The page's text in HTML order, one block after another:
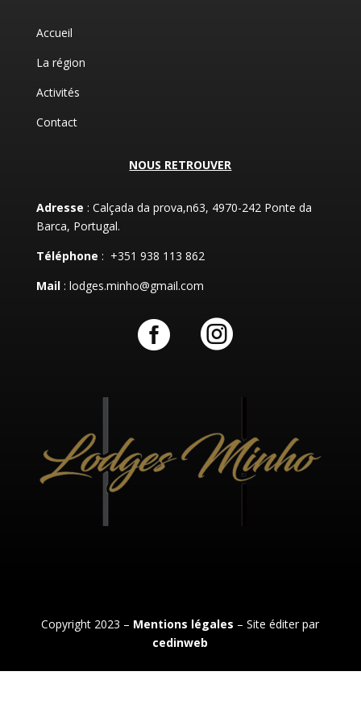
Accueil
La région
Activités
Contact
NOUS RETROUVER
Adresse : Calçada da prova,n63, 4970-242 Ponte da
Barca, Portugal.
Téléphone : +351 938 113 862
Mail: lodges.minho@gmail.com
 
Copyright 2023 – Mentions légales – Site éditer par
cedinweb